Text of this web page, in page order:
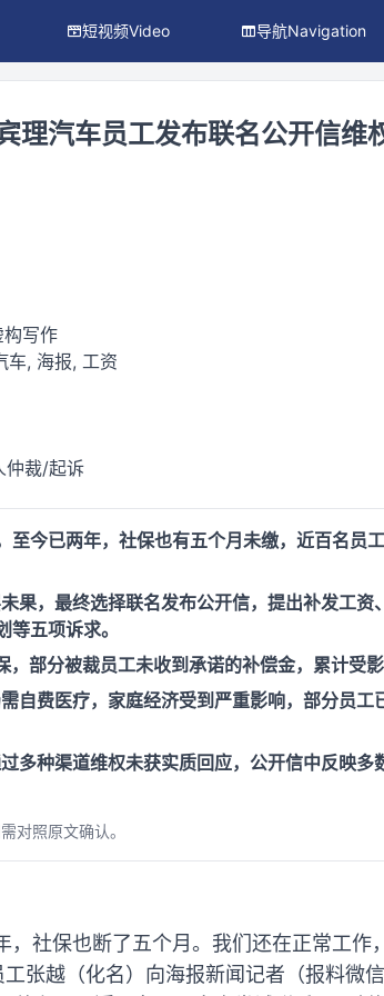
短视频Video 导航Navigation
理汽车员工发布联名公开信维
写作
车, 海报, 工资
仲裁/起诉
今已两年，社保也有五个月未缴，近百名员
果，最终选择联名发布公开信，提出补发工资
五项诉求。
部分被裁员工未收到承诺的补偿金，累计受
自费医疗，家庭经济受到严重影响，部分员工
多种渠道维权未获实质回应，公开信中反映多
对照原文确认。
社保也断了五个月。我们还在正常工作
张越（化名）向海报新闻记者（报料微